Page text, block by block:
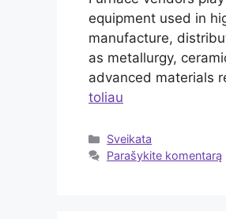
equipment used in
manufacture,
as metallurgy,
advanced materials
toliau
Kategorijos
Sveikata
Parašykite komentarą